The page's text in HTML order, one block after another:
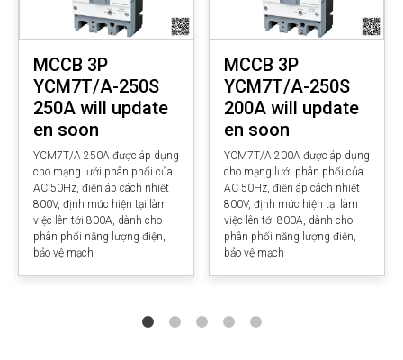
MCCB 3P
YCM7T/A-250S
250A will update
en soon
YCM7T/A 250A được áp dụng
cho mạng lưới phân phối của
AC 50Hz, điện áp cách nhiệt
800V, định mức hiện tại làm
việc lên tới 800A, dành cho
phân phối năng lượng điện,
bảo vệ mạch
MCCB 3P
YCM7T/A-250S
200A will update
en soon
YCM7T/A 200A được áp dụng
cho mạng lưới phân phối của
AC 50Hz, điện áp cách nhiệt
800V, định mức hiện tại làm
việc lên tới 800A, dành cho
phân phối năng lượng điện,
bảo vệ mạch